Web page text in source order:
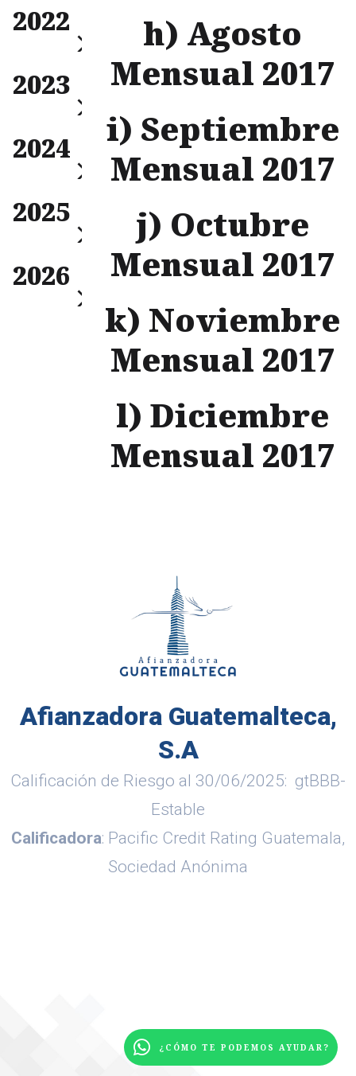
¿CÓMO TE PODEMOS AYUDAR?
Trimestral
Anual
2022
Trimestral
Anual
2023
Trimestral
Anual
2024
Trimestral
Anual
2025
Trimestral
Anual
2026
h) Agosto
Mensual 2017
i) Septiembre
Mensual 2017
j) Octubre
Mensual 2017
k) Noviembre
Mensual 2017
l) Diciembre
Mensual 2017
Afianzadora Guatemalteca,
S.A
Calificación de Riesgo al 30/06/2025: gtBBB-
Estable
Calificadora: Pacific Credit Rating Guatemala,
Sociedad Anónima